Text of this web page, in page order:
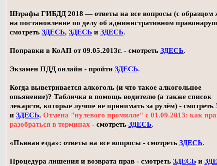
Штрафы ГИБДД 2018 — ответы на все вопросы (с образцом
на постановление по делу об административном
смотреть ЗДЕСЬ, ЗДЕСЬ и ЗДЕСЬ.
Поправки в КоАП от 09.05.2013г. - смотреть ЗДЕСЬ.
Экзамен ПДД онлайн - пройти ЗДЕСЬ.
Когда выветривается алкоголь (и что такое алкогольное
опьянение)? Табличка в помощь водителю (а также список
лекарств, которые лучше не принимать за рулём) - смотреть
и ЗДЕСЬ. Отмена "нулевого промилле" с 01.09.2013: как
разобраться в терминах - смотреть ЗДЕСЬ.
«Пьяная езда»: ответы на все вопросы - смотреть ЗДЕСЬ.
Процедура лишения и возврата прав - смотреть ЗДЕСЬ и